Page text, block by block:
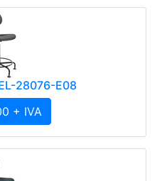
28076-E08
+ IVA